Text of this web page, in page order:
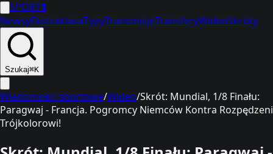
SPORT1
NewsyEkstraklasaTypyTransmisjeTransferyWideoSkróty
Szukaj⌘K
Wiadomości sportowe/Wideo/Skrót: Mundial, 1/8 Finału:
Paragwaj - Francja. Pogromcy Niemców Kontra Rozpędzeni
Trójkolorowi!